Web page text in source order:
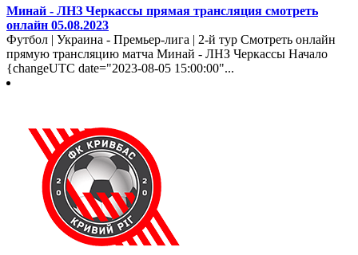
Минай - ЛНЗ Черкассы прямая трансляция смотреть
онлайн 05.08.2023
Футбол | Украина - Премьер-лига | 2-й тур Смотреть онлайн
прямую трансляцию матча Минай - ЛНЗ Черкассы Начало
{changeUTC date="2023-08-05 15:00:00"...